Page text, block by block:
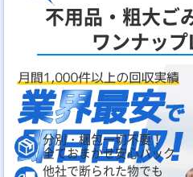
不用品・粗大ご
ワンナップ
分別・梱包一切不要！
全ておまかせ安心パック
他社で断られた物でも